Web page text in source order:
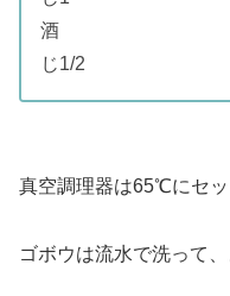
酒
じ1/2
真空調理器は65℃にセッ
ゴボウは流水で洗って